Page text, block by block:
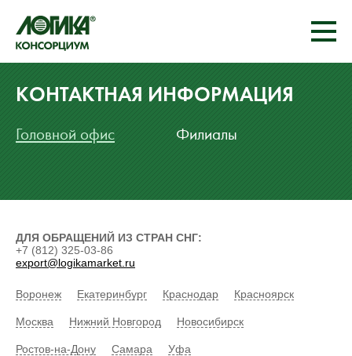
КОНТАКТНАЯ ИНФОРМАЦИЯ
Головной офис
Филиалы
ДЛЯ ОБРАЩЕНИЙ ИЗ СТРАН СНГ:
+7 (812) 325-03-86
export@logikamarket.ru
Воронеж Екатеринбург Краснодар Красноярск
Москва Нижний Новгород Новосибирск
Ростов-на-Дону Самара Уфа